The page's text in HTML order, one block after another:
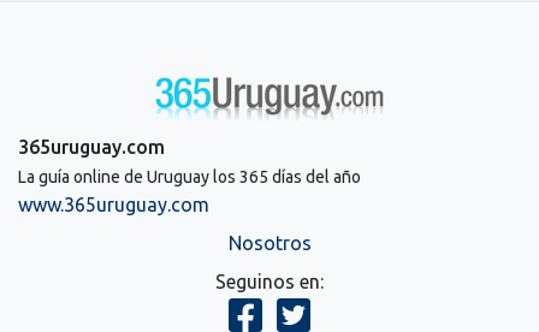
365uruguay.com
La guía online de Uruguay los 365 días del año
www.365uruguay.com
Nosotros
Seguinos en: